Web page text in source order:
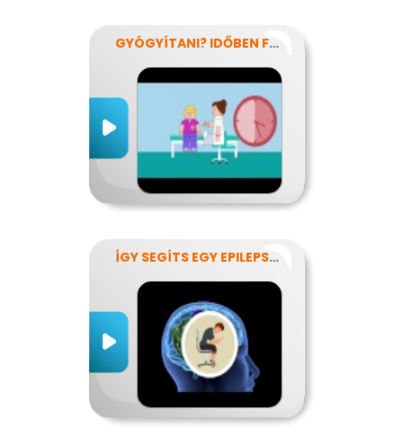
GYÓGYÍTANI? IDŐBEN FELISMERNI!
ÍGY SEGÍTS EGY EPILEPSZIÁSNAK